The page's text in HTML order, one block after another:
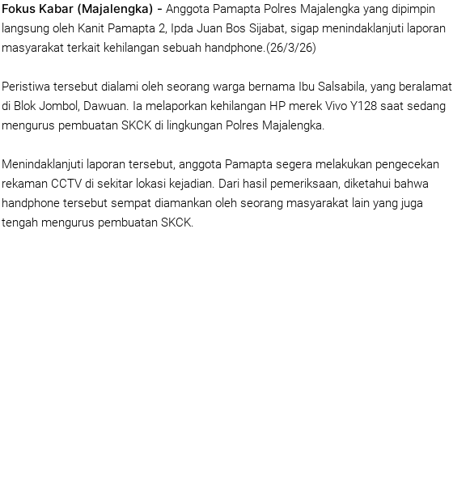
Fokus Kabar (Majalengka) - Anggota Pamapta Polres Majalengka yang dipimpin
langsung oleh Kanit Pamapta 2, Ipda Juan Bos Sijabat, sigap menindaklanjuti laporan
masyarakat terkait kehilangan sebuah handphone.(26/3/26)
Peristiwa tersebut dialami oleh seorang warga bernama Ibu Salsabila, yang beralamat
di Blok Jombol, Dawuan. Ia melaporkan kehilangan HP merek Vivo Y128 saat sedang
mengurus pembuatan SKCK di lingkungan Polres Majalengka.
Menindaklanjuti laporan tersebut, anggota Pamapta segera melakukan pengecekan
rekaman CCTV di sekitar lokasi kejadian. Dari hasil pemeriksaan, diketahui bahwa
handphone tersebut sempat diamankan oleh seorang masyarakat lain yang juga
tengah mengurus pembuatan SKCK.